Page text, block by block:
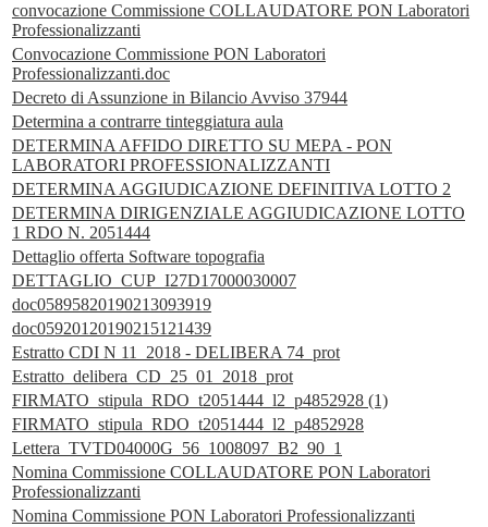
convocazione Commissione COLLAUDATORE PON Laboratori
Professionalizzanti
Convocazione Commissione PON Laboratori
Professionalizzanti.doc
Decreto di Assunzione in Bilancio Avviso 37944
Determina a contrarre tinteggiatura aula
DETERMINA AFFIDO DIRETTO SU MEPA - PON
LABORATORI PROFESSIONALIZZANTI
DETERMINA AGGIUDICAZIONE DEFINITIVA LOTTO 2
DETERMINA DIRIGENZIALE AGGIUDICAZIONE LOTTO
1 RDO N. 2051444
Dettaglio offerta Software topografia
DETTAGLIO_CUP_I27D17000030007
doc05895820190213093919
doc05920120190215121439
Estratto CDI N 11_2018 - DELIBERA 74_prot
Estratto_delibera_CD_25_01_2018_prot
FIRMATO_stipula_RDO_t2051444_l2_p4852928 (1)
FIRMATO_stipula_RDO_t2051444_l2_p4852928
Lettera_TVTD04000G_56_1008097_B2_90_1
Nomina Commissione COLLAUDATORE PON Laboratori
Professionalizzanti
Nomina Commissione PON Laboratori Professionalizzanti